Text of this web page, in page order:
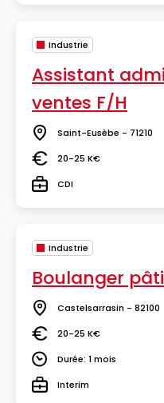
Industrie
Assistant
ventes F/H
Lieu Saint-Eusèbe - 71210
Salaire20-25 K€
TypeCDI
Industrie
Boulanger
Lieu Castelsarrasin - 82100
Salaire20-25 K€
DuréeDurée: 1 mois
TypeInterim